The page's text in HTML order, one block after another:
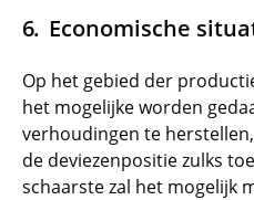
Economische
Op het gebied der
het mogelijke worden
verhoudingen te
de deviezenpositie zulks
schaarste zal het mogelijk